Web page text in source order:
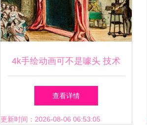
4k手绘动画可不是噱头 技术
的革新是推进动画发展的动力
查看详情
更新时间：2026-08-06 06:53:05